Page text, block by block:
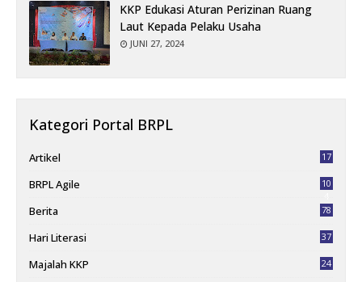
KKP Edukasi Aturan Perizinan Ruang
Laut Kepada Pelaku Usaha
JUNI 27, 2024
Kategori Portal BRPL
Artikel 17
BRPL Agile
10
Berita 78
Hari Literasi 37
Majalah KKP 24